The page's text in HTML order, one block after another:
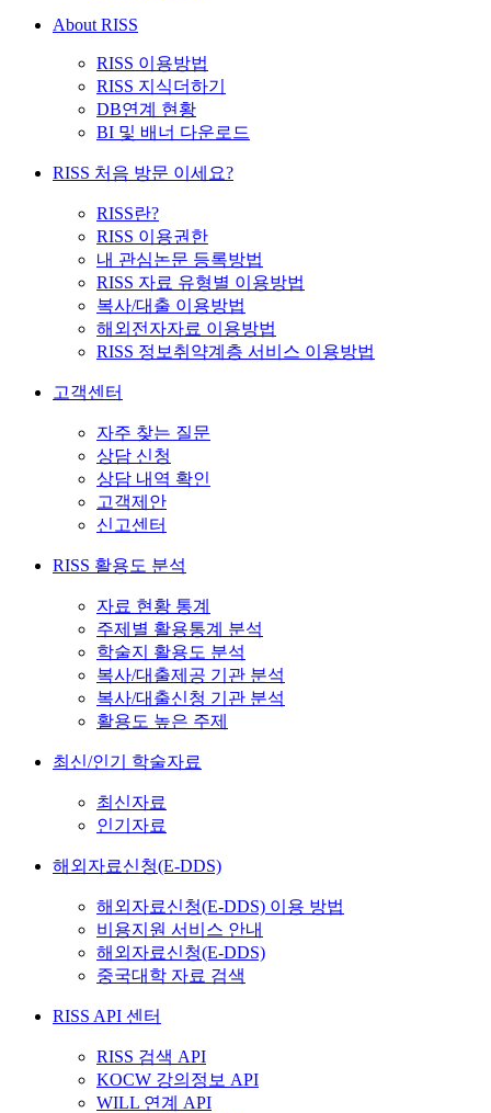
About RISS
RISS 이용방법
RISS 지식더하기
DB연계 현황
BI 및 배너 다운로드
RISS 처음 방문 이세요?
RISS란?
RISS 이용권한
내 관심논문 등록방법
RISS 자료 유형별 이용방법
복사/대출 이용방법
해외전자자료 이용방법
RISS 정보취약계층 서비스 이용방법
고객센터
자주 찾는 질문
상담 신청
상담 내역 확인
고객제안
신고센터
RISS 활용도 분석
자료 현황 통계
주제별 활용통계 분석
학술지 활용도 분석
복사/대출제공 기관 분석
복사/대출신청 기관 분석
활용도 높은 주제
최신/인기 학술자료
최신자료
인기자료
해외자료신청(E-DDS)
해외자료신청(E-DDS) 이용 방법
비용지원 서비스 안내
해외자료신청(E-DDS)
중국대학 자료 검색
RISS API 센터
RISS 검색 API
KOCW 강의정보 API
WILL 연계 API